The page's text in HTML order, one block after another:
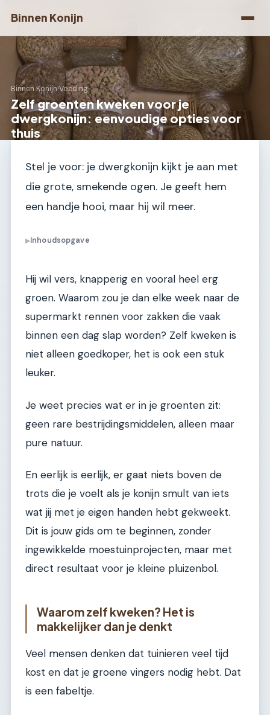
Binnen Konijn
Binnen Konijn›Voeding
Zelf groenten kweken voor je
dwergkonijn: eenvoudige opties voor
thuis
Stel je voor: je dwergkonijn kijkt je aan met
die grote, smekende ogen. Je geeft hem
een handje hooi, maar hij wil meer.
▶Inhoudsopgave
Hij wil vers, knapperig en vooral heel erg
groen. Waarom zou je dan elke week naar de
supermarkt rennen voor zakken die vaak
binnen een dag slap worden? Zelf kweken is
niet alleen goedkoper, het is ook een stuk
leuker.
Je weet precies wat er in je groenten zit:
geen rare bestrijdingsmiddelen, alleen maar
pure natuur.
En eerlijk is eerlijk, er gaat niets boven de
trots die je voelt als je konijn smult van iets
wat jij met je eigen handen hebt gekweekt.
Dit is jouw gids om te beginnen, zonder
ingewikkelde moestuinprojecten, maar met
direct resultaat voor je kleine pluizenbol.
Waarom zelf kweken? Het is
makkelijker dan je denkt
Veel mensen denken dat tuinieren veel tijd
kost en dat je groene vingers nodig hebt. Dat
is een fabeltje.